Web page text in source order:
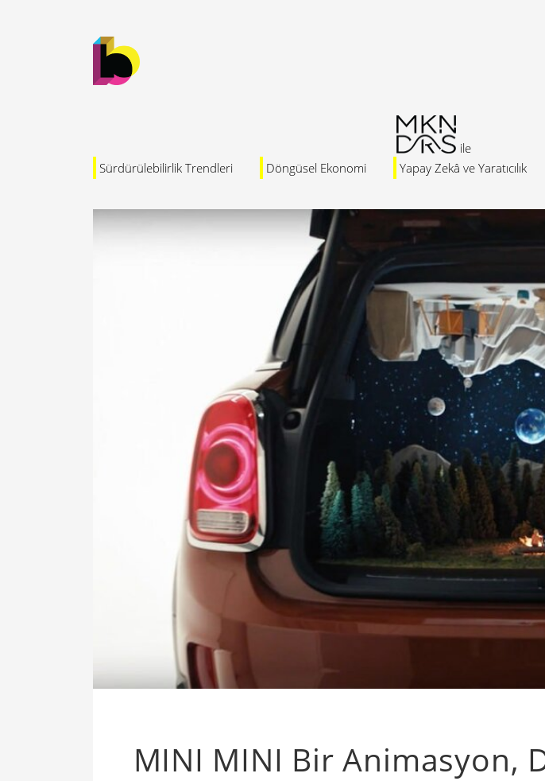
Sürdürülebilirlik Trendleri Döngüsel Ekonomi Yapay Zekâ ve Yaratıcılık
MINI MINI Bir Animasyon,